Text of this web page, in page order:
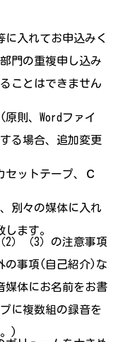
入れてお申込みく
の重複申し込み
とはできません
則、Wordファイ
場合、追加変更
ットテープ、Ｃ
々の媒体に入れ
ます。
（3）の注意事項
事項(自己紹介)な
にお名前をお書
複数組の録音を
)